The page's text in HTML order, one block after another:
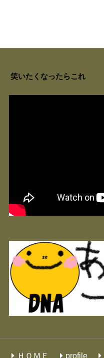
笑いたくなったらこれ
ＨＯＭＥ profile